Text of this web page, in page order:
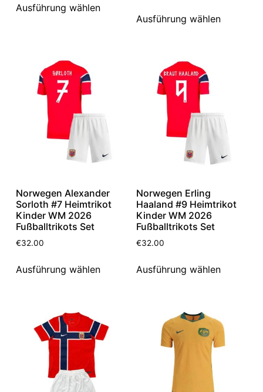
Ausführung wählen
Ausführung wählen
Norwegen Alexander
Sorloth #7 Heimtrikot
Kinder WM 2026
Fußballtrikots Set
€32.00
Ausführung wählen
Norwegen Erling
Haaland #9 Heimtrikot
Kinder WM 2026
Fußballtrikots Set
€32.00
Ausführung wählen